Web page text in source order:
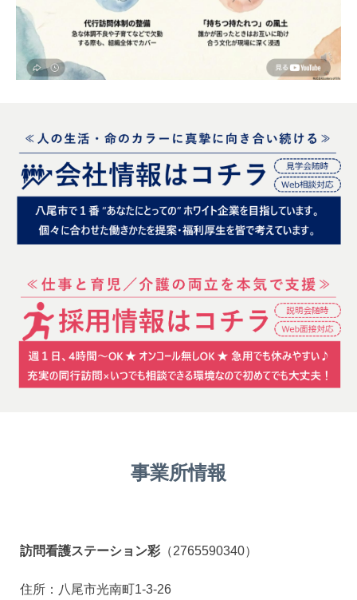
事業所情報
訪問看護ステーション彩（2765590340）
住所：八尾市光南町1-3-26